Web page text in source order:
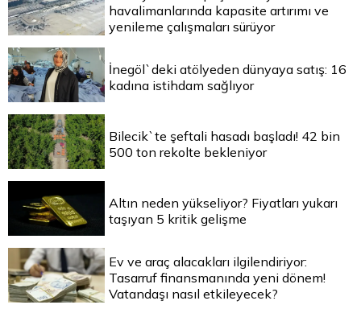
havalimanlarında kapasite artırımı ve
yenileme çalışmaları sürüyor
İnegöl`deki atölyeden dünyaya satış: 16
kadına istihdam sağlıyor
Bilecik`te şeftali hasadı başladı! 42 bin
500 ton rekolte bekleniyor
Altın neden yükseliyor? Fiyatları yukarı
taşıyan 5 kritik gelişme
Ev ve araç alacakları ilgilendiriyor:
Tasarruf finansmanında yeni dönem!
Vatandaşı nasıl etkileyecek?